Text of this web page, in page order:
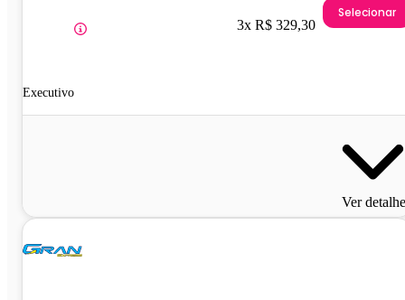
Executivo
3x R$ 329,30
Selecionar
Ver